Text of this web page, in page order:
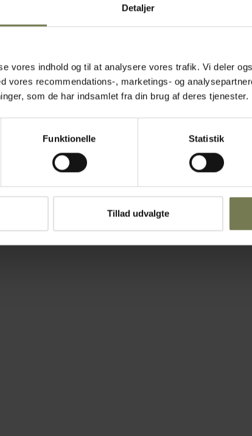
Detaljer
vores indhold og til at analysere vores trafik. Vi deler
vores recommendations-, marketings- og
som de har indsamlet fra din brug af deres tjenester.
Funktionelle Statistik
Tillad udvalgte